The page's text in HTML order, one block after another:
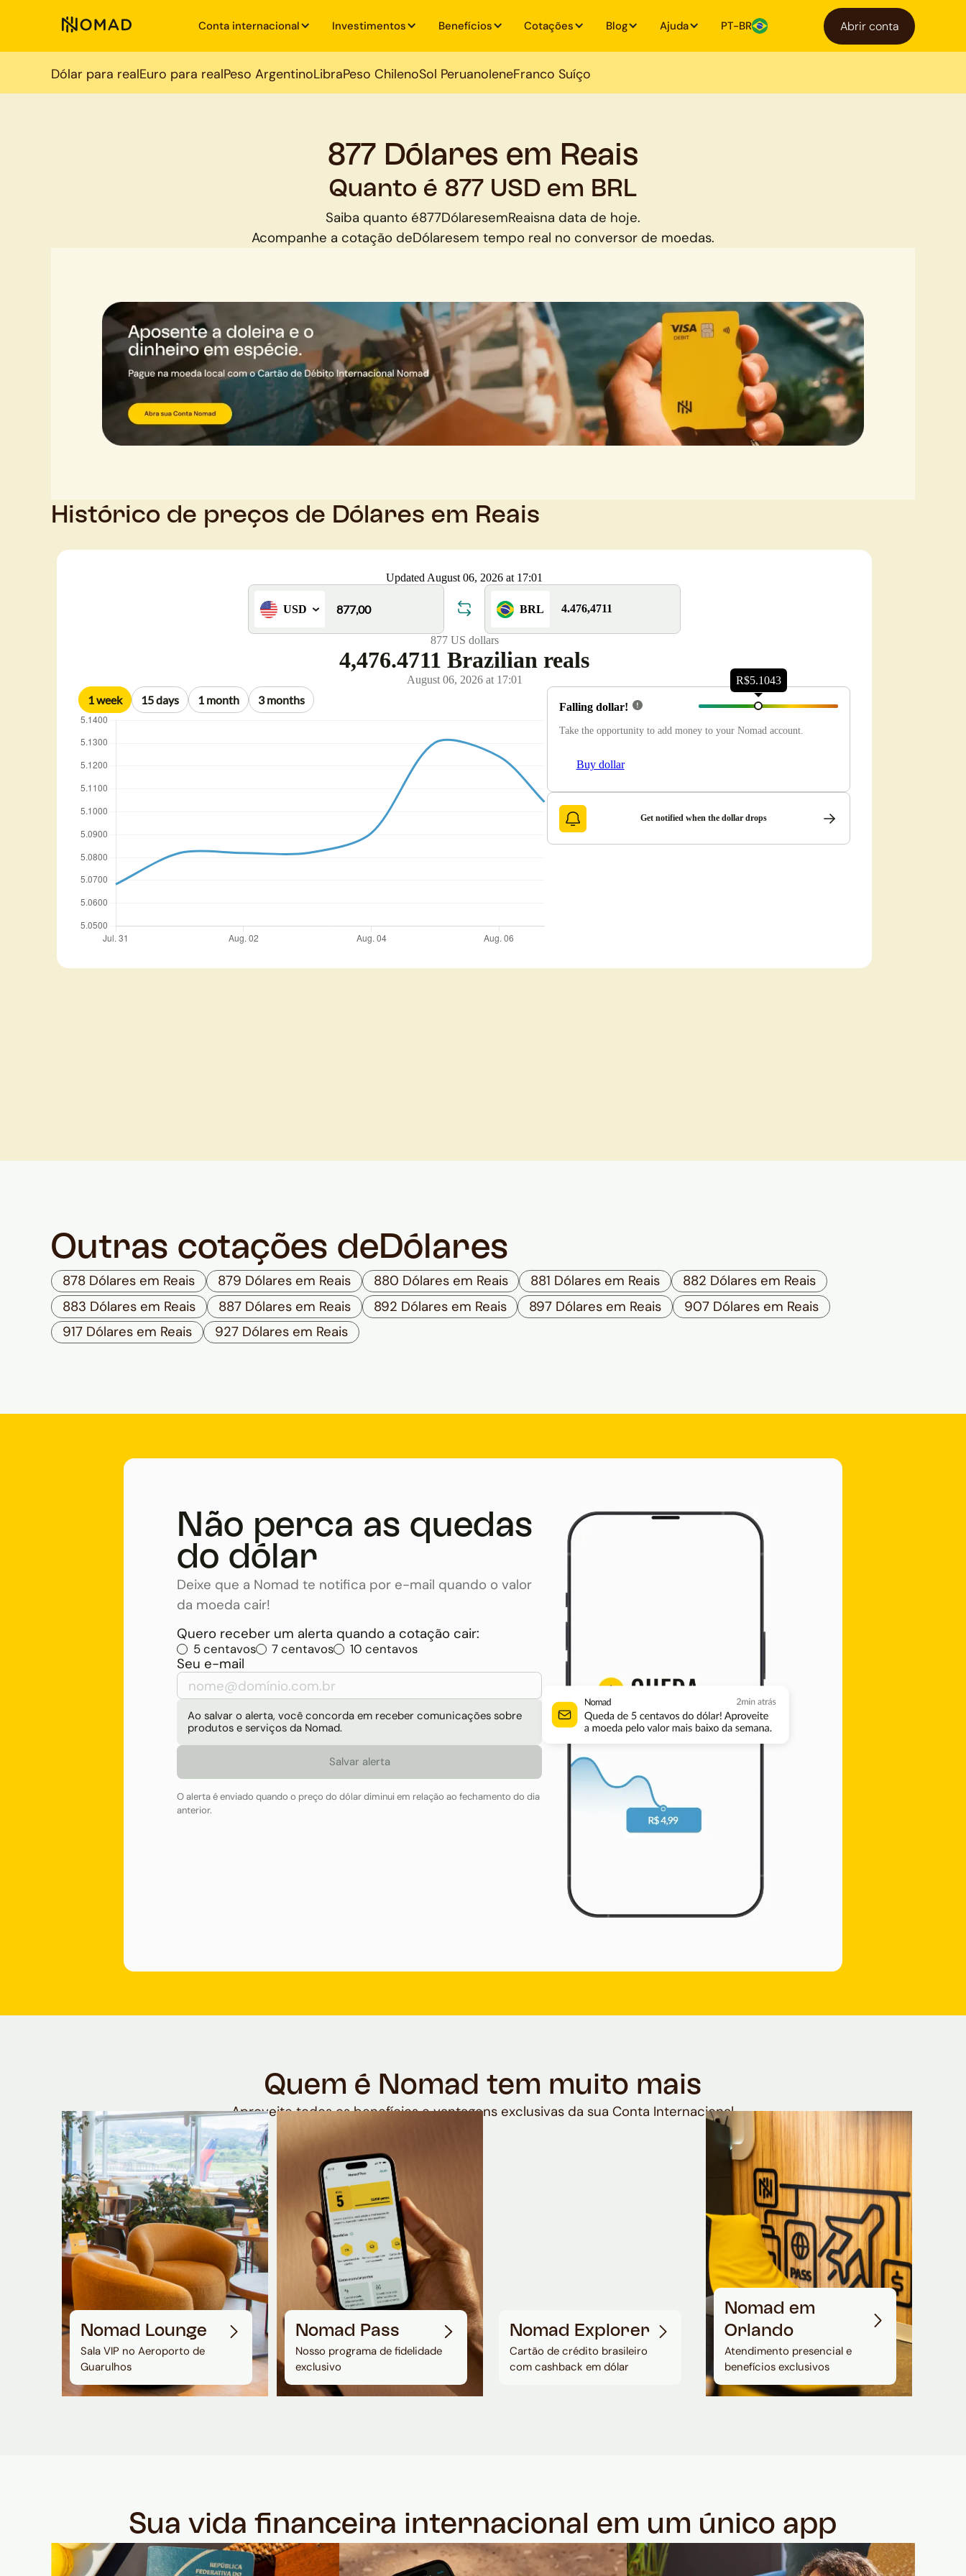
Conta internacional Investimentos Benefícios Cotações Blog Ajuda PT-BR Abrir conta
Dólar para realEuro para realPeso ArgentinoLibraPeso ChilenoSol PeruanoIeneFranco Suíço
877 Dólares em Reais
Quanto é 877 USD em BRL
Saiba quanto é877DólaresemReaisna data de hoje.
Acompanhe a cotação deDólaresem tempo real no conversor de moedas.
Histórico de preços de Dólares em Reais
Outras cotações de Dólares
878 Dólares em Reais 879 Dólares em Reais 880 Dólares em Reais 881 Dólares em Reais
882 Dólares em Reais
883 Dólares em Reais
887 Dólares em Reais 892 Dólares em Reais 897 Dólares em Reais
907 Dólares em Reais
917 Dólares em Reais
927 Dólares em Reais
Não perca as quedas
do dólar
Deixe que a Nomad te notifica por e-mail quando o valor
da moeda cair!
Quero receber um alerta quando a cotação cair:
5 centavos 7 centavos 10 centavos
Seu e-mail
Ao salvar o alerta, você concorda em receber comunicações sobre
produtos e serviços da Nomad.
O alerta é enviado quando o preço do dólar diminui em relação ao fechamento do dia
anterior.
Quem é Nomad tem muito mais
Aproveite todos os benefícios e vantagens exclusivas da sua Conta Internacional
Nomad Lounge
Sala VIP no Aeroporto de
Guarulhos
Nomad Pass
Nosso programa de fidelidade
exclusivo
Nomad Explorer
Cartão de crédito brasileiro
com cashback em dólar
Nomad em
Orlando
Atendimento presencial e
benefícios exclusivos
Sua vida financeira internacional em um único app